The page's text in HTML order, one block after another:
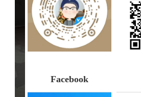
Facebook